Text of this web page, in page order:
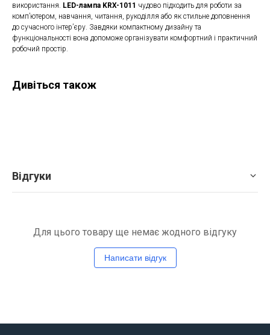
використання. LED-лампа KRX-1011 чудово підходить для роботи за
комп’ютером, навчання, читання, рукоділля або як стильне доповнення
до сучасного інтер’єру. Завдяки компактному дизайну та
функціональності вона допоможе організувати комфортний і практичний
робочий простір.
Дивіться також
Відгуки
Для цього товару ще немає жодного відгуку
Написати відгук